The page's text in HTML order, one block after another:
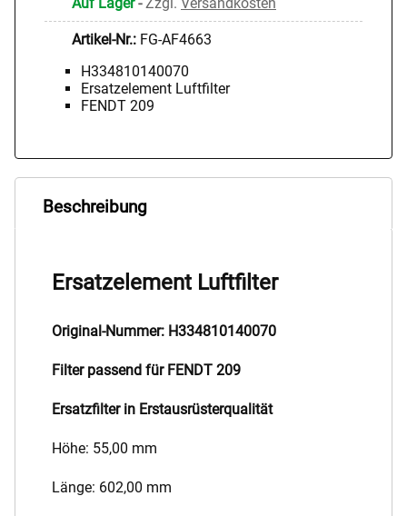
Artikel-Nr.: FG-AF4663
H334810140070
Ersatzelement Luftfilter
FENDT 209
Beschreibung
Ersatzelement Luftfilter
Original-Nummer: H334810140070
Filter passend für FENDT 209
Ersatzfilter in Erstausrüsterqualität
Höhe: 55,00 mm
Länge: 602,00 mm